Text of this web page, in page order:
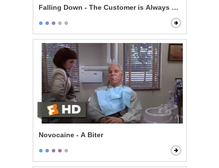
Falling Down - The Customer is Always Right
Novocaine - A Biter